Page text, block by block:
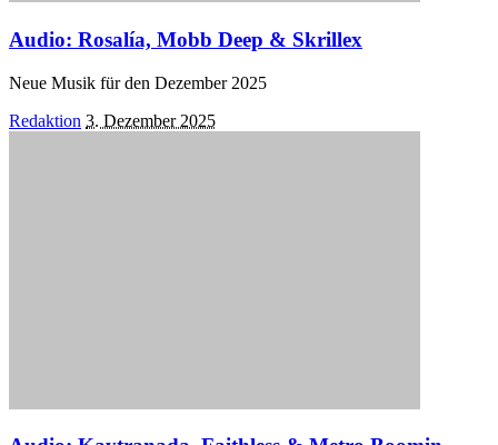
Audio: Rosalía, Mobb Deep & Skrillex
Neue Musik für den Dezember 2025
Posted
Redaktion 3. Dezember 2025